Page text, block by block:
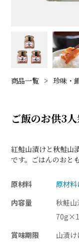
商品一覧 珍味・
ご飯のお供3
紅鮭山漬けと秋鮭山
です。ごはんのおと
原材料
原材料
内容量
秋鮭山
賞味期限
山漬け